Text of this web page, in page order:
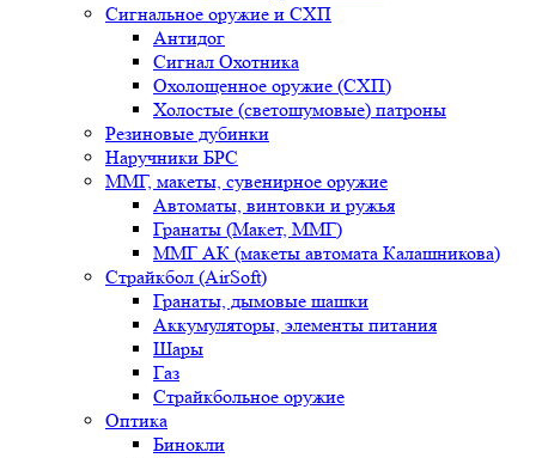
Сигнальное оружие и СХП
Антидог
Сигнал Охотника
Охолощенное оружие (СХП)
Холостые (светошумовые) патроны
Резиновые дубинки
Наручники БРС
ММГ, макеты, сувенирное оружие
Автоматы, винтовки и ружья
Гранаты (Макет, ММГ)
ММГ АК (макеты автомата Калашникова)
Страйкбол (AirSoft)
Гранаты, дымовые шашки
Аккумуляторы, элементы питания
Шары
Газ
Страйкбольное оружие
Оптика
Бинокли